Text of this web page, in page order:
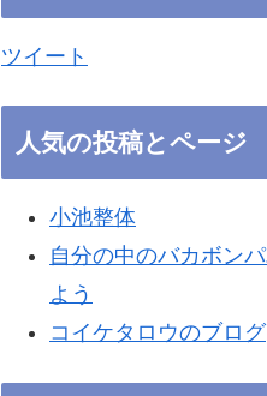
ツイート
人気の投稿とページ
小池整体
自分の中のバカボン
よう
コイケタロウのブログ